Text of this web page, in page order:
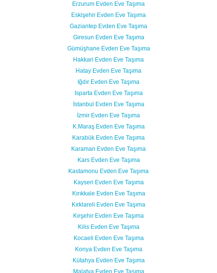
Erzurum Evden Eve Taşıma
Eskişehir Evden Eve Taşıma
Gaziantep Evden Eve Taşıma
Giresun Evden Eve Taşıma
Gümüşhane Evden Eve Taşıma
Hakkari Evden Eve Taşıma
Hatay Evden Eve Taşıma
Iğdır Evden Eve Taşıma
Isparta Evden Eve Taşıma
İstanbul Evden Eve Taşıma
İzmir Evden Eve Taşıma
K.Maraş Evden Eve Taşıma
Karabük Evden Eve Taşıma
Karaman Evden Eve Taşıma
Kars Evden Eve Taşıma
Kastamonu Evden Eve Taşıma
Kayseri Evden Eve Taşıma
Kırıkkale Evden Eve Taşıma
Kırklareli Evden Eve Taşıma
Kırşehir Evden Eve Taşıma
Kilis Evden Eve Taşıma
Kocaeli Evden Eve Taşıma
Konya Evden Eve Taşıma
Kütahya Evden Eve Taşıma
Malatya Evden Eve Taşıma